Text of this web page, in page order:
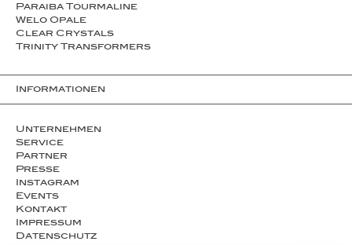
Paraiba Tourmaline
Welo Opale
Clear Crystals
Trinity Transformers
Informationen
Unternehmen
Service
Partner
Presse
Instagram
Events
Kontakt
Impressum
Datenschutz